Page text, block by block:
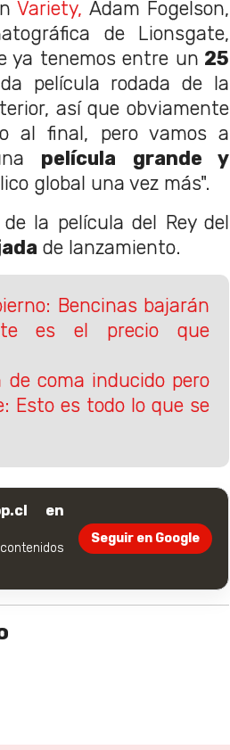
Variety, Adam Fogelson,
de Lionsgate,
ya tenemos entre un 25
película rodada de la
así que obviamente
al final, pero vamos a
película grande y
global una vez más".
la película del Rey del
de lanzamiento.
Bencinas bajarán
es el precio que
de coma inducido pero
Esto es todo lo que se
en
Seguir en Google